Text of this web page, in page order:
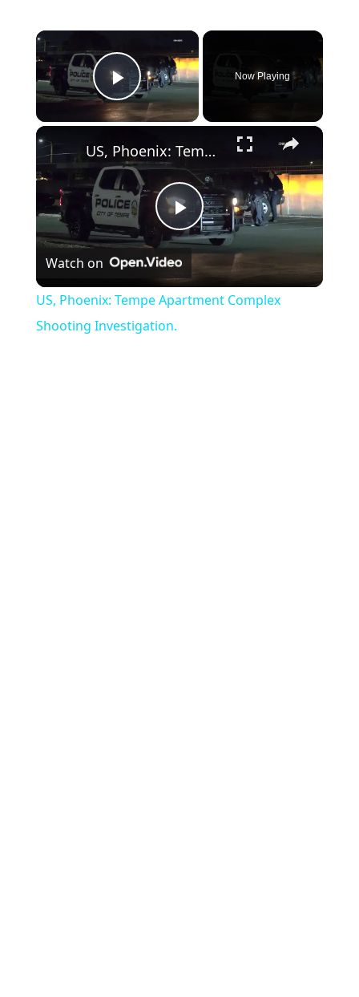
×
Play Video
Now Playing
×
Play Video
US, Phoenix: Tempe Apartment Complex Shooting Investigation.
Watch on
US, Phoenix: Tempe Apartment Complex
Shooting Investigation.